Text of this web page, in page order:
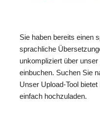
Sie haben bereits einen
sprachliche
unkompliziert über
einbuchen. Suchen Sie
Unser Upload-Tool
einfach hochzuladen.